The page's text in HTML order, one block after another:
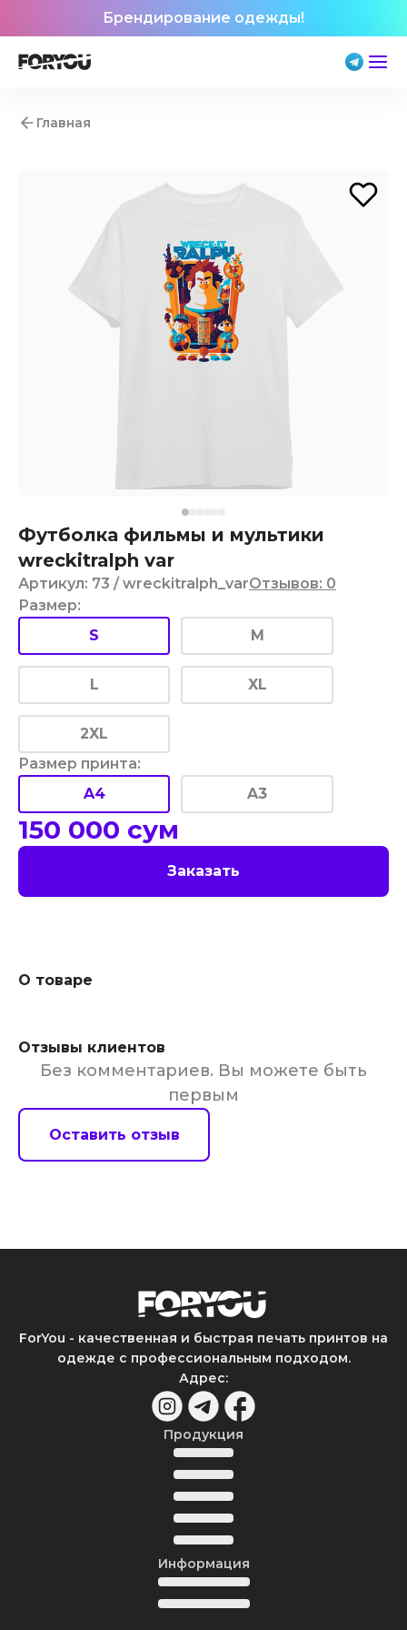
Брендирование одежды!
Главная
Футболка фильмы и мультики
wreckitralph var
Артикул: 73 / wreckitralph_varОтзывов: 0
Размер:
S
M
L XL
2XL
Размер принта:
A4
A3
150 000 сум
Заказать
О товаре
Отзывы клиентов
Без комментариев. Вы можете быть
первым
Оставить отзыв
ForYou - качественная и быстрая печать принтов на
одежде с профессиональным подходом.
Адрес:
Продукция
Информация